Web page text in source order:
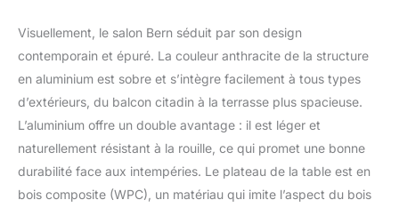
larges garantissent une
adaptation parfaite au
d'assise ou de couchage
exceptionnel. Le
revêtement des chaises
est respirant et empêche
même au bout de
plusieurs heures - Idéal
Visuellement, le salon Bern séduit par son design
contemporain et épuré. La couleur anthracite de la structure
en aluminium est sobre et s’intègre facilement à tous types
d’extérieurs, du balcon citadin à la terrasse plus spacieuse.
L’aluminium offre un double avantage : il est léger et
naturellement résistant à la rouille, ce qui promet une bonne
durabilité face aux intempéries. Le plateau de la table est en
bois composite (WPC), un matériau qui imite l’aspect du bois